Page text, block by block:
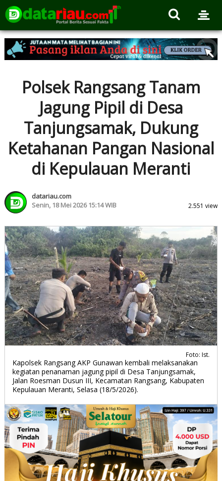
Polsek Rangsang Tanam
Jagung Pipil di Desa
Tanjungsamak, Dukung
Ketahanan Pangan Nasional
di Kepulauan Meranti
datariau.com
Senin, 18 Mei 2026 15:14 WIB
2.551 view
Foto: Ist.
Kapolsek Rangsang AKP Gunawan kembali melaksanakan
kegiatan penanaman jagung pipil di Desa Tanjungsamak,
Jalan Roesman Dusun III, Kecamatan Rangsang, Kabupaten
Kepulauan Meranti, Selasa (18/5/2026).